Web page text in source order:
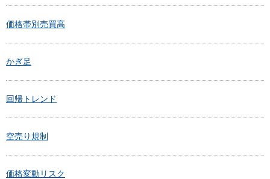
価格帯別売買高
かぎ足
回帰トレンド
空売り規制
価格変動リスク